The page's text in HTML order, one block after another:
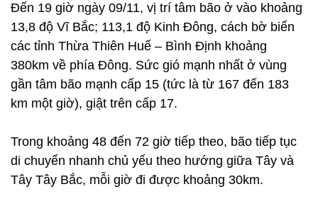
Đến 19 giờ ngày 09/11, vị trí tâm bão ở vào khoảng
13,8 độ Vĩ Bắc; 113,1 độ Kinh Đông, cách bờ biển
các tỉnh Thừa Thiên Huế – Bình Định khoảng
380km về phía Đông. Sức gió mạnh nhất ở vùng
gần tâm bão mạnh cấp 15 (tức là từ 167 đến 183
km một giờ), giật trên cấp 17.
Trong khoảng 48 đến 72 giờ tiếp theo, bão tiếp tục
di chuyển nhanh chủ yếu theo hướng giữa Tây và
Tây Tây Bắc, mỗi giờ đi được khoảng 30km.